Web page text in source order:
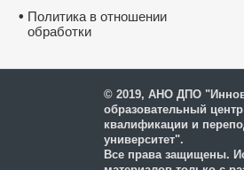
• Политика в отношении
обработки
© 2019, АНО ДПО
образовательный
квалификации и
университет".
Все права защищены.